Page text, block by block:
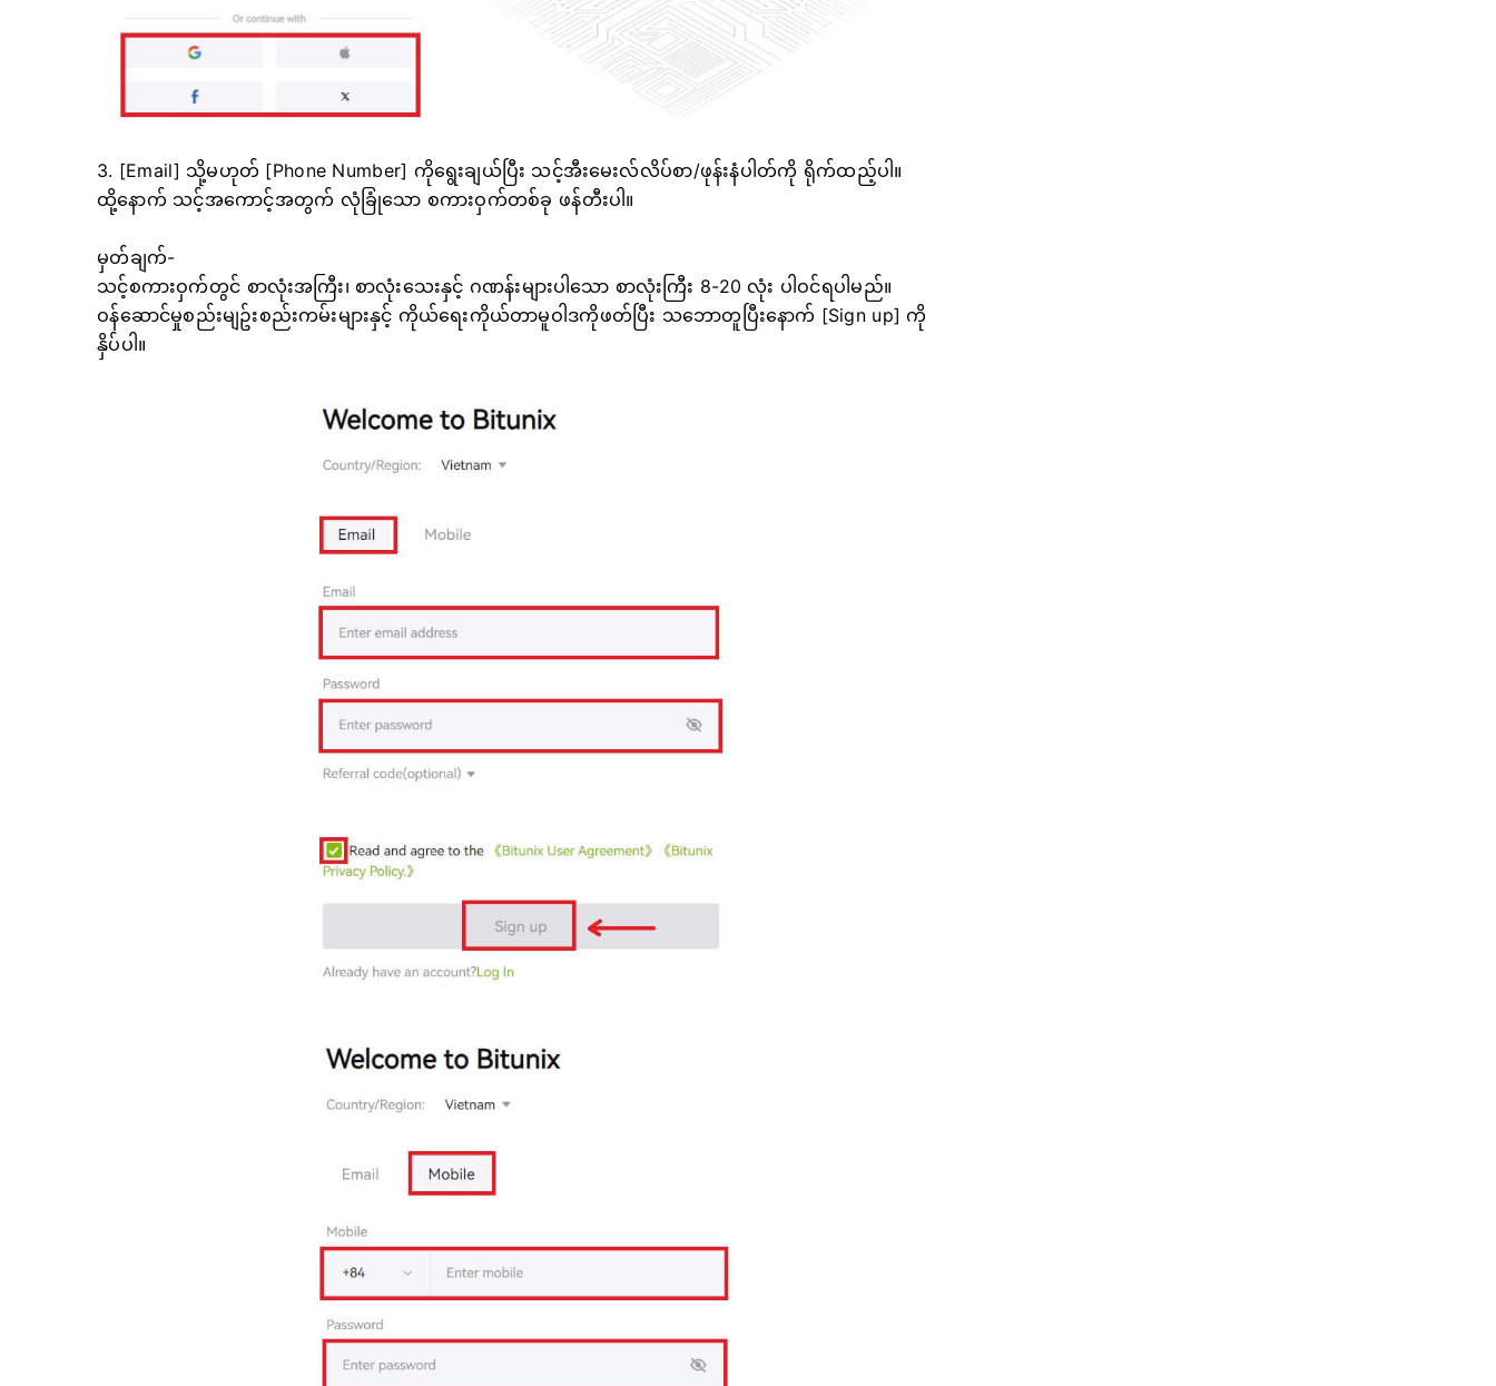
3. [Email] သို့မဟုတ် [Phone Number] ကိုရွေးချယ်ပြီး သင့်အီးမေးလ်လိပ်စာ/ဖုန်းနံပါတ်ကို ရိုက်ထည့်ပါ။
ထို့နောက် သင့်အကောင့်အတွက် လုံခြုံသော စကားဝှက်တစ်ခု ဖန်တီးပါ။
မှတ်ချက်-
သင့်စကားဝှက်တွင် စာလုံးအကြီး၊ စာလုံးသေးနှင့် ဂဏန်းများပါသော စာလုံးကြီး 8-20 လုံး ပါဝင်ရပါမည်။
ဝန်ဆောင်မှုစည်းမျဥ်းစည်းကမ်းများနှင့် ကိုယ်ရေးကိုယ်တာမူဝါဒကိုဖတ်ပြီး သဘောတူပြီးနောက် [Sign up] ကို
နှိပ်ပါ။